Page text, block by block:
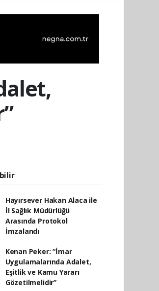
Hayırsever Hakan Alaca ile
İl Sağlık Müdürlüğü
Arasında Protokol
İmzalandı
Kenan Peker: “İmar
Uygulamalarında Adalet,
Eşitlik ve Kamu Yararı
Gözetilmelidir”